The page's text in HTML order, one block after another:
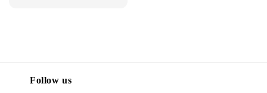
Follow us